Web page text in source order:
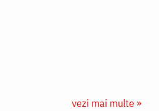
vezi mai multe »